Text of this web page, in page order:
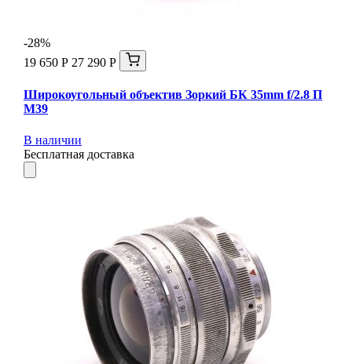
-28%
19 650 Р 27 290 Р
Широкоугольный объектив Зоркий БК 35mm f/2.8 П
М39
В наличии
Бесплатная доставка